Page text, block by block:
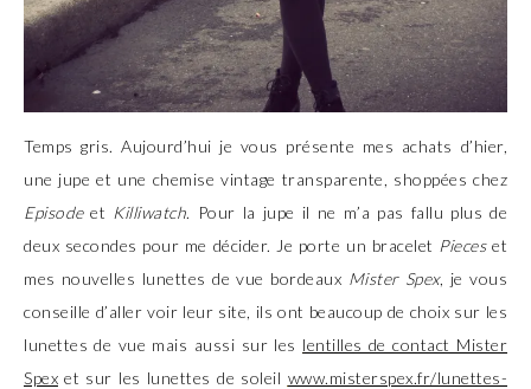
Temps gris. Aujourd’hui je vous présente mes achats d’hier,
une jupe et une chemise vintage transparente, shoppées chez
Episodeet Killiwatch. Pour la jupe il ne m’a pas fallu plus de
deux secondes pour me décider. Je porte un bracelet Pieceset
mes nouvelles lunettes de vue bordeaux Mister Spex, je vous
conseille d’aller voir leur site, ils ont beaucoup de choix sur les
lunettes de vue mais aussi sur les lentilles de contact Mister
Spex et sur les lunettes de soleil www.misterspex.fr/lunettes-